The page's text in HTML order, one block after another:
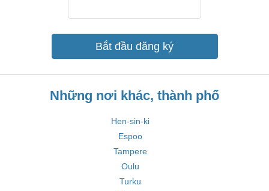
Bắt đầu đăng ký
Những nơi khác, thành phố
Hen-sin-ki
Espoo
Tampere
Oulu
Turku